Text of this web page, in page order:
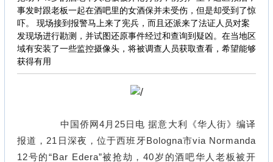
事发时跟老板一起在酒吧里的女酒保并未受伤，但是却受到了惊
吓。 现场接到报警马上来了宪兵，而且还派来了法证人员对案
发现场进行勘测，并试图还原事件经过和查询到疑凶。在当地区
域有安装了一些监控摄像头，将被调查人员获取查看，希望能够
获得有用
中国侨网4月25日电 据意大利《华人街》编译
报道， 21日深夜，位于西班牙Bologna市via Normanda
12号的“Bar Edera”被抢劫，40岁的酒吧华人老板被开